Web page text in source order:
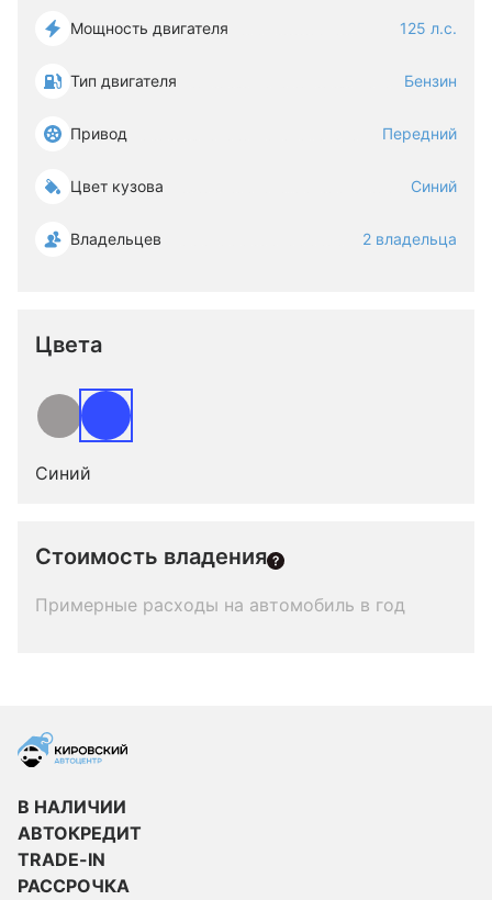
Мощность двигателя 125 л.с.
Тип двигателя Бензин
Привод Передний
Цвет кузова Синий
Владельцев 2 владельца
Цвета
Синий
Стоимость владения
Примерные расходы на автомобиль в год
В НАЛИЧИИ
АВТОКРЕДИТ
TRADE-IN
РАССРОЧКА